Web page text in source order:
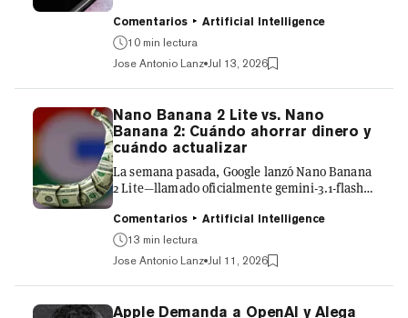
$64.300 millones en mercancía en 2025, casi el
doble que el año anterior. Solo Estados Unidos
representó $15.100 millones de esa cifra, y la
mayor parte fue impulsada por videos cortos,
económicos y de cara a la cámara en los que
alguien sostiene un producto y te explica por
qué lo necesitas. Antes, esos videos requerían
una persona, un teléfono, buena iluminación y
varias...
Comentarios
Artificial Intelligence
10 min lectura
Jose Antonio Lanz Jul 13, 2026
Nano Banana 2 Lite vs. Nano
Banana 2: Cuándo ahorrar dinero y
cuándo actualizar
La semana pasada, Google lanzó Nano Banana
2 Lite—llamado oficialmente gemini-3.1-flash-
stack de generación de imágenes, por debajo
de Nano Banana 2 y muy por debajo de Nano
Banana Pro. Genera imágenes a partir de texto
en aproximadamente cuatro segundos, 2,7
veces más rápido que Nano Banana 2, y está
posicionado como el reemplazo directo del
Comentarios
Artificial Intelligence
13 min lectura
Jose Antonio Lanz Jul 11, 2026
Apple Demanda a OpenAI y Alega